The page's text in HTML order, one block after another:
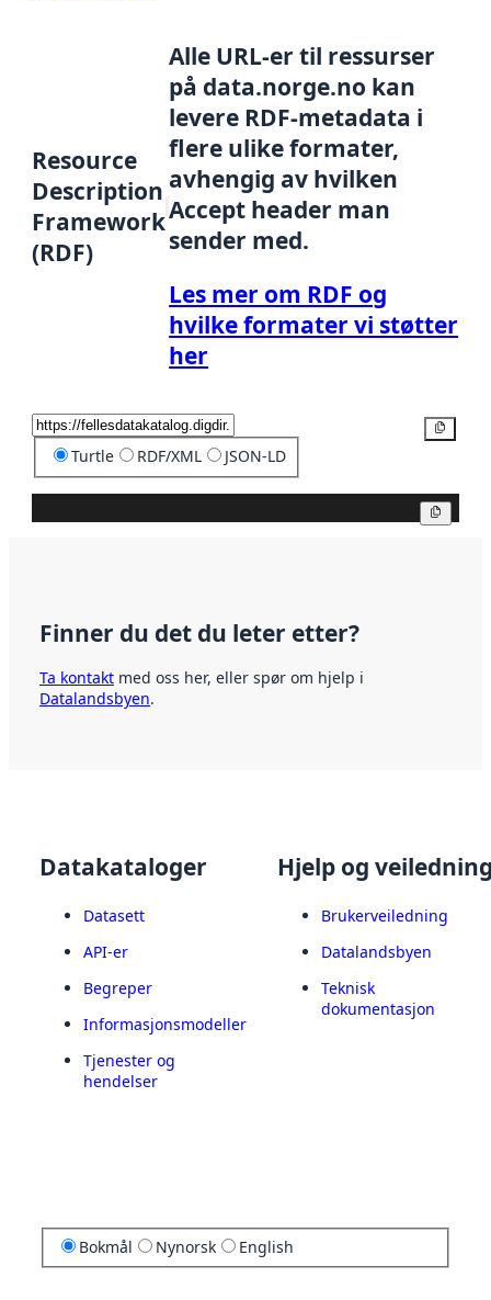
Resource
Description
Framework
(RDF)
Alle URL-er til ressurser
på data.norge.no kan
levere RDF-metadata i
flere ulike formater,
avhengig av hvilken
Accept header man
sender med.
Les mer om RDF og
hvilke formater vi støtter
her
Turtle RDF/XML JSON-LD
Finner du det du leter etter?
Ta kontakt med oss her, eller spør om hjelp i
Datalandsbyen.
Datakataloger
Datasett
API-er
Begreper
Informasjonsmodeller
Tjenester og
hendelser
Hjelp og
Brukerveiledning
Datalandsbyen
Teknisk
dokumentasjon
Bokmål Nynorsk English